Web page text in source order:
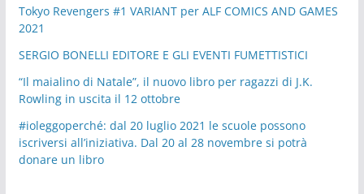
Tokyo Revengers #1 VARIANT per ALF COMICS AND GAMES
2021
SERGIO BONELLI EDITORE E GLI EVENTI FUMETTISTICI
“Il maialino di Natale”, il nuovo libro per ragazzi di J.K.
Rowling in uscita il 12 ottobre
#ioleggoperché: dal 20 luglio 2021 le scuole possono
iscriversi all’iniziativa. Dal 20 al 28 novembre si potrà
donare un libro